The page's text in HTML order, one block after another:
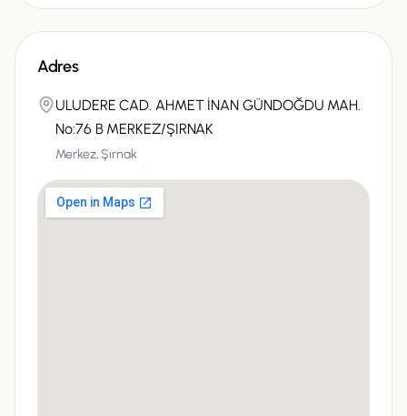
Adres
ULUDERE CAD. AHMET İNAN GÜNDOĞDU MAH.
No:76 B MERKEZ/ŞIRNAK
Merkez,Şırnak